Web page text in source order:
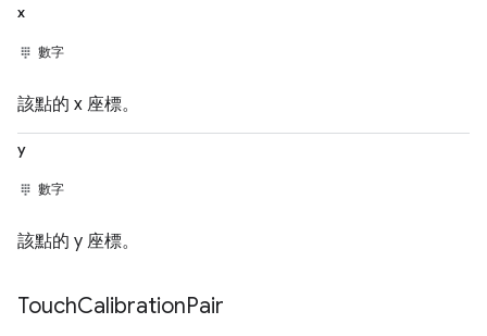
x
數字
該點的 x 座標。
y
數字
該點的 y 座標。
TouchCalibrationPair